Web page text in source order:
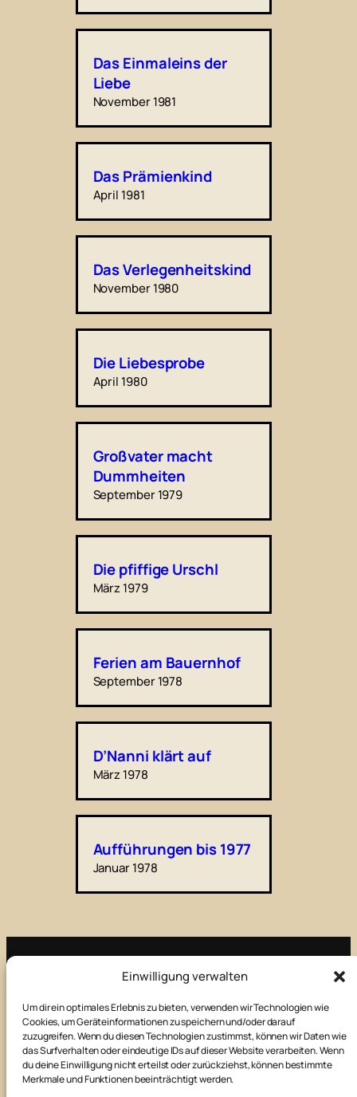
Einwilligung verwalten
Um dir ein optimales Erlebnis zu bieten, verwenden wir Technologien wie
Cookies, um Geräteinformationen zu speichern und/oder darauf
zuzugreifen. Wenn du diesen Technologien zustimmst, können wir Daten wie
das Surfverhalten oder eindeutige IDs auf dieser Website verarbeiten. Wenn
du deine Einwilligung nicht erteilst oder zurückziehst, können bestimmte
Merkmale und Funktionen beeinträchtigt werden.
Das Einmaleins der
Liebe
November 1981
Das Prämienkind
April 1981
Das Verlegenheitskind
November 1980
Die Liebesprobe
April 1980
Großvater macht
Dummheiten
September 1979
Die pfiffige Urschl
März 1979
Ferien am Bauernhof
September 1978
D’Nanni klärt auf
März 1978
Aufführungen bis 1977
Januar 1978
Kontakt
Datenschutz